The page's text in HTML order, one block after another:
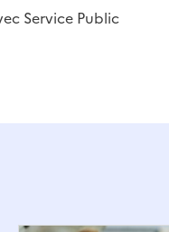
Service Public